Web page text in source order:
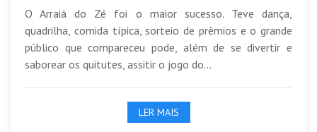
O Arraiá do Zé foi o maior sucesso. Teve dança,
quadrilha, comida típica, sorteio de prêmios e o grande
público que compareceu pode, além de se divertir e
saborear os quitutes, assitir o jogo do...
LER MAIS